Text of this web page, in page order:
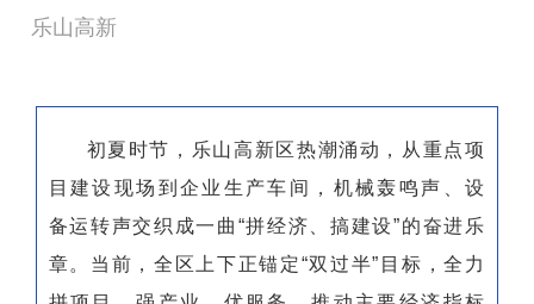
乐山高新
初夏时节，乐山高新区热潮涌动，从重点项
目建设现场到企业生产车间，机械轰鸣声、设
备运转声交织成一曲“拼经济、搞建设”的奋进乐
章。当前，全区上下正锚定“双过半”目标，全力